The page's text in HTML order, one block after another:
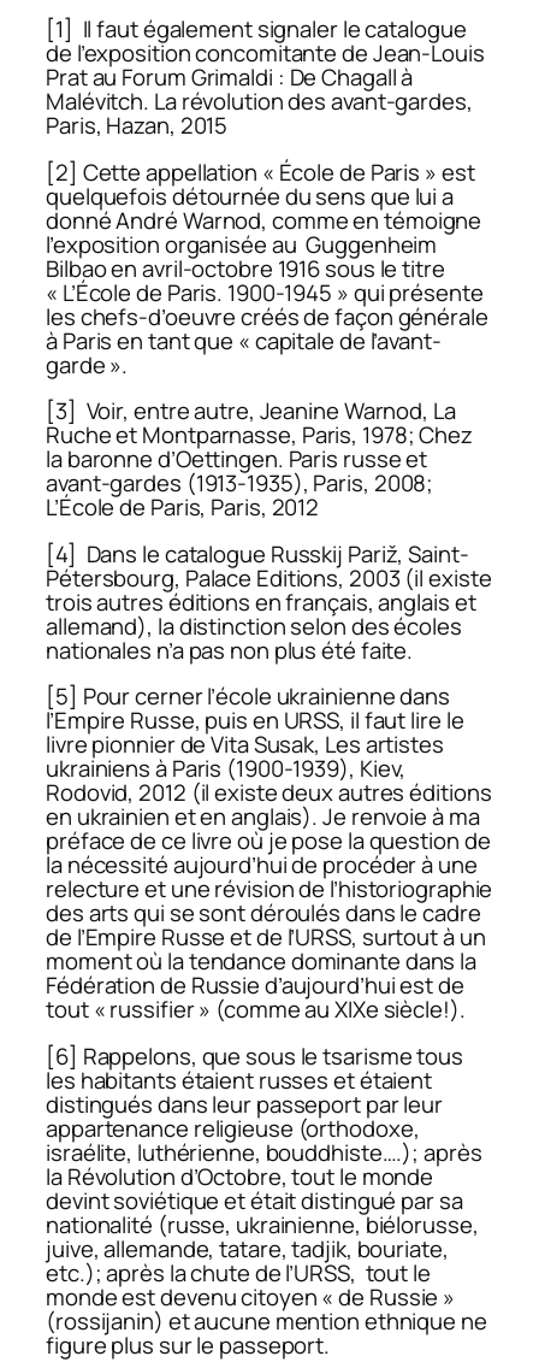
[1] Il faut également signaler le catalogue
de l’exposition concomitante de Jean-Louis
Prat au Forum Grimaldi : De Chagall à
Malévitch. La révolution des avant-gardes,
Paris, Hazan, 2015
[2] Cette appellation « École de Paris » est
quelquefois détournée du sens que lui a
donné André Warnod, comme en témoigne
l’exposition organisée au Guggenheim
Bilbao en avril-octobre 1916 sous le titre
« L’École de Paris. 1900-1945 » qui présente
les chefs-d’oeuvre créés de façon générale
à Paris en tant que « capitale de l’avant-
garde ».
[3] Voir, entre autre, Jeanine Warnod, La
Ruche et Montparnasse, Paris, 1978;Chez
la baronne d’Oettingen. Paris russe et
avant-gardes (1913-1935), Paris, 2008;
L’École de Paris, Paris, 2012
[4] Dans le catalogue Russkij Pariž, Saint-
Pétersbourg, Palace Editions, 2003 (il existe
trois autres éditions en français, anglais et
allemand), la distinction selon des écoles
nationales n’a pas non plus été faite.
[5] Pour cerner l’école ukrainienne dans
l’Empire Russe, puis en URSS, il faut lire le
livre pionnier de Vita Susak, Les artistes
ukrainiens à Paris (1900-1939), Kiev,
Rodovid, 2012 (il existe deux autres éditions
en ukrainien et en anglais). Je renvoie à ma
préface de ce livre où je pose la question de
la nécessité aujourd’hui de procéder à une
relecture et une révision de l’historiographie
des arts qui se sont déroulés dans le cadre
de l’Empire Russe et de l’URSS, surtout à un
moment où la tendance dominante dans la
Fédération de Russie d’aujourd’hui est de
tout « russifier » (comme au XIXe siècle!).
[6] Rappelons, que sous le tsarisme tous
les habitants étaient russes et étaient
distingués dans leur passeport par leur
appartenance religieuse (orthodoxe,
israélite, luthérienne, bouddhiste….); après
la Révolution d’Octobre, tout le monde
devint soviétique et était distingué par sa
nationalité (russe, ukrainienne, biélorusse,
juive, allemande, tatare, tadjik, bouriate,
etc.); après la chute de l’URSS, tout le
monde est devenu citoyen « de Russie »
(rossijanin) et aucune mention ethnique ne
figure plus sur le passeport.